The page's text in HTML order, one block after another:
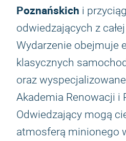
Poznańskich i
odwiedzających z
Wydarzenie obejmuje
klasycznych
oraz
Akademia Renowacji i
Odwiedzający mogą
atmosferą minionego